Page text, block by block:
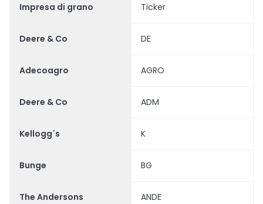
Impresa di grano Ticker
Deere & Co DE
Adecoagro AGRO
Deere & Co ADM
Kellogg´s K
Bunge BG
The Andersons ANDE